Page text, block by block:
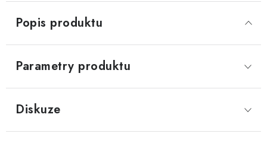
Popis produktu
Parametry produktu
Diskuze